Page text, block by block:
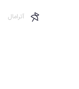
آترامال